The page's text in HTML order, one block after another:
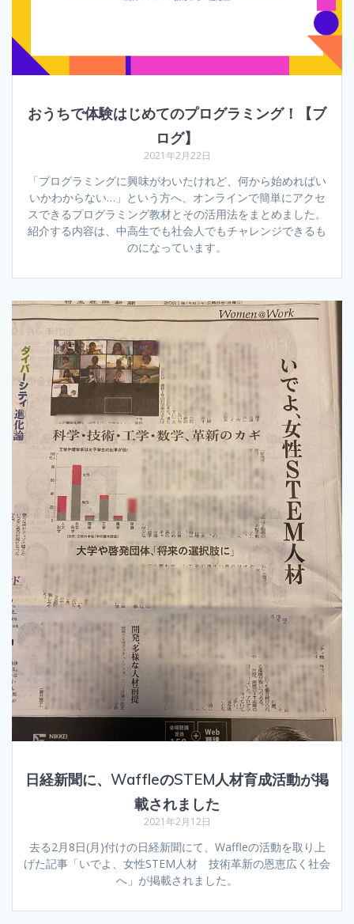
おうちで体験はじめてのプログラミング！【ブ
ログ】
2021年2月22日
「プログラミングに興味がわいたけれど、何から始めればい
いかわからない…」という方へ、オンラインで簡単にアクセ
スできるプログラミング教材とその活用法をまとめました。
紹介する内容は、中高生でも社会人でもチャレンジできるも
のになっています。
日経新聞に、WaffleのSTEM人材育成活動が掲
載されました
2021年2月12日
去る2月8日(月)付けの日経新聞にて、Waffleの活動を取り上
げた記事「いでよ、女性STEM人材 技術革新の恩恵広く社会
へ」が掲載されました。